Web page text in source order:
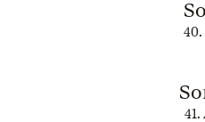
40.
41.